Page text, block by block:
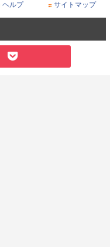
ヘルプ
サイトマップ